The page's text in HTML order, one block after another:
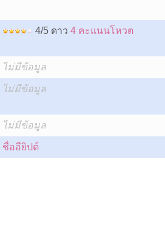
4/5 ดาว 4 คะแนนโหวต
ไม่มีข้อมูล
ไม่มีข้อมูล
ไม่มีข้อมูล
ชื่ออียิปต์